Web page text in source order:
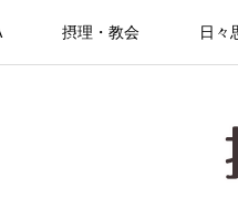
摂理・教会 日々